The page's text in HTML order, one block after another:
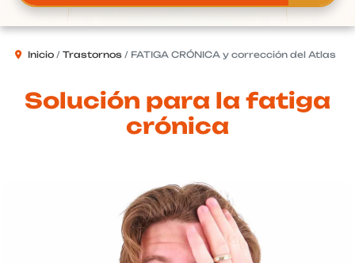
Inicio Trastornos FATIGA CRÓNICA y corrección del Atlas
Solución para la fatiga
crónica